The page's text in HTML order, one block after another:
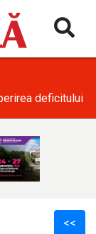
deficitului
<<